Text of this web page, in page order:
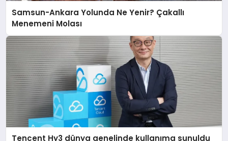
Samsun-Ankara Yolunda Ne Yenir? Çakallı
Menemeni Molası
Tencent Hy3 dünya genelinde kullanıma sunuldu